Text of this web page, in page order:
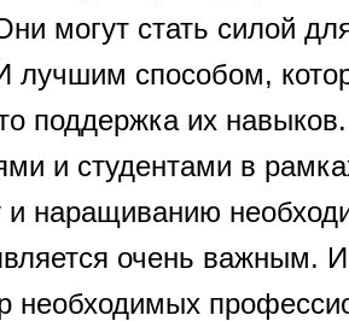
могут стать силой
лучшим способом,
поддержка их
и студентами в
и наращиванию
очень важным.
необходимых